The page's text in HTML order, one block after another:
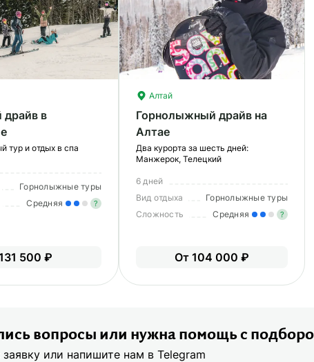
в
тур и отдых в спа
Горнолыжные туры
Средняя ?
подготовиться к туру.
500 ₽
Алтай
Горнолыжный драйв на
Алтае
Два курорта за шесть дней:
Манжерок, Телецкий
6 дней
Вид отдыха
Горнолыжные туры
Сложность
Средняя ?
От 104 000 ₽
вопросы или нужна помощь с
заявку или напишите нам в Telegram